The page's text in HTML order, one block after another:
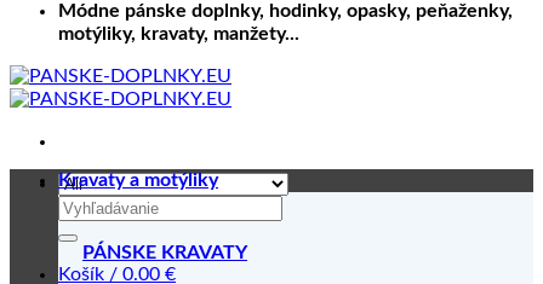
Módne pánske doplnky, hodinky, opasky, peňaženky,
motýliky, kravaty, manžety...
Hľadať:
Košík / 0.00 €
Kravaty a motýliky
PÁNSKE KRAVATY